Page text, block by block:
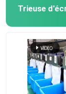
Contactez-
Nouvelles
Trieuse de
Trieuse